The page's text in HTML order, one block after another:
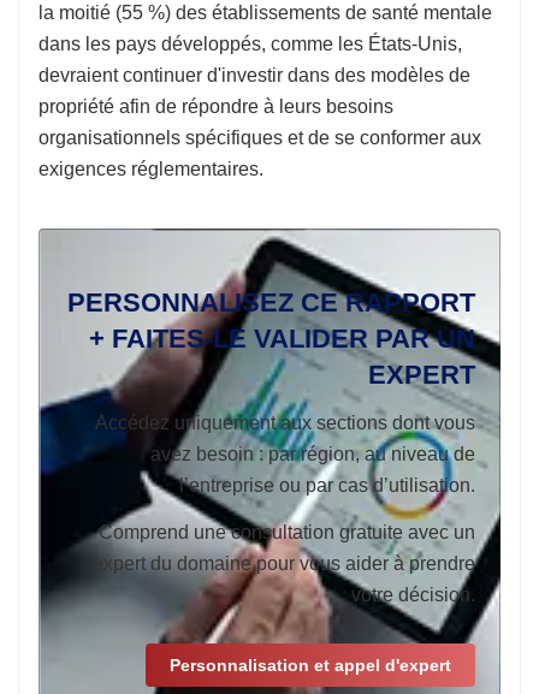
la moitié (55 %) des établissements de santé mentale
dans les pays développés, comme les États-Unis,
devraient continuer d'investir dans des modèles de
propriété afin de répondre à leurs besoins
organisationnels spécifiques et de se conformer aux
exigences réglementaires.
PERSONNALISEZ CE RAPPORT
+ FAITES-LE VALIDER PAR UN
EXPERT
Accédez uniquement aux sections dont vous
avez besoin : par région, au niveau de
l’entreprise ou par cas d’utilisation.
Comprend une consultation gratuite avec un
expert du domaine pour vous aider à prendre
votre décision.
Personnalisation et appel d'expert